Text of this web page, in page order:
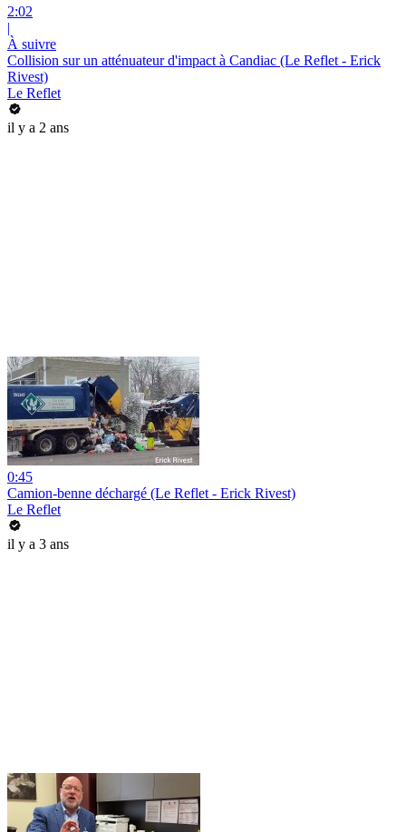
2:02
|
À suivre
Collision sur un atténuateur d'impact à Candiac (Le Reflet - Erick
Rivest)
Le Reflet
il y a 2 ans
0:45
Camion-benne déchargé (Le Reflet - Erick Rivest)
Le Reflet
il y a 3 ans